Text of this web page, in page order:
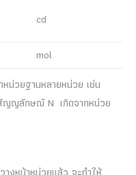
cd
mol
วยฐานหลายหน่วย เช่น
ญญลักษณ์ N เกิดจากหน่วย